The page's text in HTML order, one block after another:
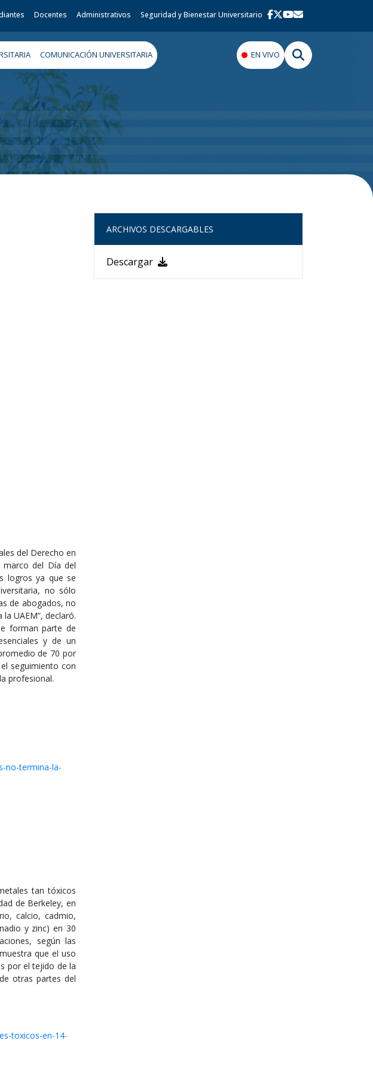
Docentes Administrativos Seguridad y Bienestar Universitario
COMUNICACIÓN UNIVERSITARIA EN VIVO
del Derecho en
marco del Día del
logros ya que se
no sólo
de abogados, no
UAEM”, declaró.
forman parte de
y de un
de 70 por
seguimiento con
profesional.
no-termina-la-
tan tóxicos
de Berkeley, en
calcio, cadmio,
y zinc) en 30
según las
que el uso
por el tejido de la
otras partes del
toxicos-en-14-
ARCHIVOS DESCARGABLES
Descargar